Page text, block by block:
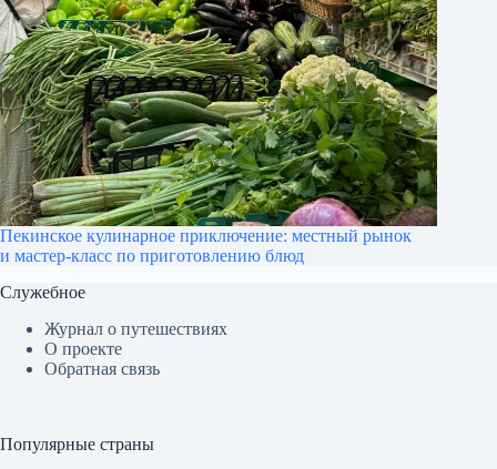
Пекинское кулинарное приключение: местный рынок
и мастер-класс по приготовлению блюд
Служебное
Журнал о путешествиях
О проекте
Обратная связь
Популярные страны